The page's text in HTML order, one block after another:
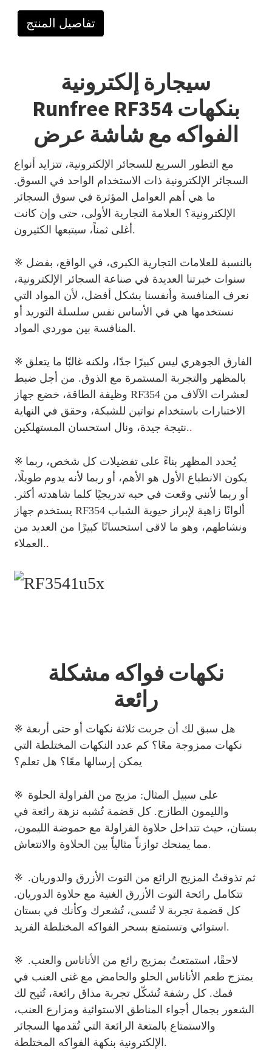
تفاصيل المنتج
سيجارة إلكترونية
Runfree RF354 بنكهات
الفواكه مع شاشة عرض
مع التطور السريع للسجائر الإلكترونية، تتزايد أنواع
السجائر الإلكترونية ذات الاستخدام الواحد في السوق.
ما هي أهم العوامل المؤثرة في سوق السجائر
الإلكترونية؟ العلامة التجارية الأولى، حتى وإن كانت
أغلى ثمناً، سيتبعها الكثيرون.
※ بالنسبة للعلامات التجارية الكبرى، في الواقع، بفضل
سنوات خبرتنا العديدة في صناعة السجائر الإلكترونية،
نعرف المنافسة وأنفسنا بشكل أفضل، لأن المواد التي
نستخدمها هي في الأساس نفس سلسلة التوريد أو
المنافسة بين موردي المواد.
※ الفارق الجوهري ليس كبيرًا جدًا، ولكنه غالبًا ما يتعلق
بالمظهر والتجربة المستمرة مع الذوق. من أجل ضبط
وظيفة الطاقة، خضع جهاز RF354 لعشرات الآلاف من
الاختبارات باستخدام نواتين للشبكة، وحقق في النهاية
نتيجة جيدة، ونال استحسان المستهلكين..
※ يُحدد المظهر بناءً على تفضيلات كل شخص، ربما
يكون الانطباع الأول هو الأهم، أو ربما لأنه يدوم طويلًا،
أو ربما لأنني وقعت في حبه تدريجيًا كلما شاهدته أكثر.
يستخدم جهاز RF354 ألوانًا زاهية لإبراز حيوية الشباب
ونشاطهم، وهو ما لاقى استحسانًا كبيرًا من العديد من
العملاء..
نكهات فواكه مشكلة
رائعة
※ هل سبق لك أن جربت ثلاثة نكهات أو حتى أربعة
نكهات ممزوجة معًا؟ كم عدد النكهات المختلطة التي
يمكن إرسالها معًا؟ هل تعلم؟
※ على سبيل المثال: مزيج من الفراولة الحلوة
والليمون الطازج. كل قضمة تُشبه نزهة رائعة في
بستان، حيث تتداخل حلاوة الفراولة مع حموضة الليمون،
مما يمنحك توازناً مثالياً بين الحلاوة والانتعاش.
※ ثم تذوقتُ المزيج الرائع من التوت الأزرق والدوريان.
تتكامل رائحة التوت الأزرق الغنية مع حلاوة الدوريان.
كل قضمة تجربة لا تُنسى، تُشعرك وكأنك في بستان
استوائي وتستمتع بسحر الفواكه المختلطة الفريد.
※ لاحقًا، استمتعتُ بمزيج رائع من الأناناس والعنب.
يمتزج طعم الأناناس الحلو والحامض مع غنى العنب في
فمك. كل رشفة تُشكّل تجربة مذاق رائعة، تُتيح لك
الشعور بجمال أجواء المناطق الاستوائية ومزارع العنب،
والاستمتاع بالمتعة الرائعة التي تُقدمها السجائر
الإلكترونية بنكهة الفواكه المختلطة.